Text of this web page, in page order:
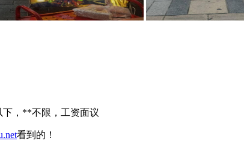
下，**不限，工资面议
看到的！